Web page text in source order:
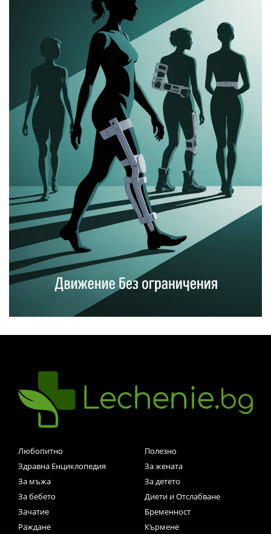
Любопитно
Полезно
Здравна Енциклопедия
За жената
За мъжа
За детето
За бебето
Диети и Отслабване
Зачатие
Бременност
Раждане
Кърмене